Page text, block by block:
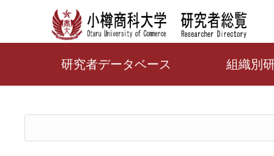
研究者データベース 組織別